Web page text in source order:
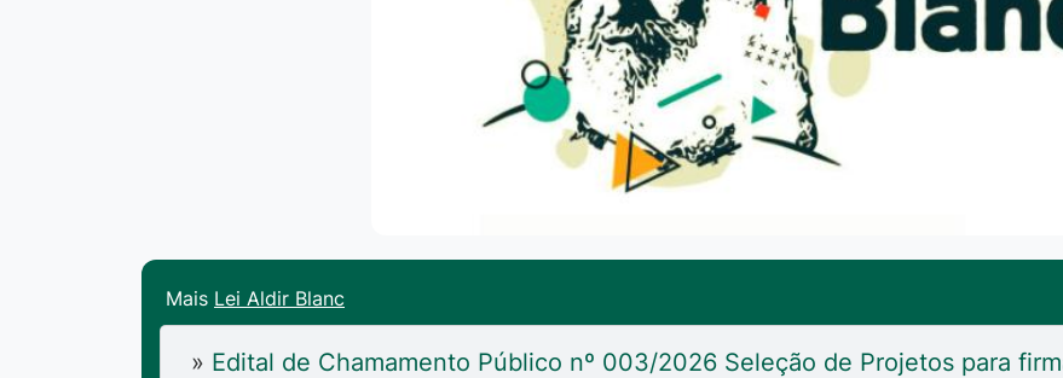
Mais Lei Aldir Blanc
» Edital de Chamamento Público nº 003/2026 Seleção de Projetos para